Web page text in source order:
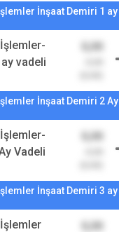
İnşaat Demiri 1 ay
vadeli
İnşaat Demiri 2 Ay
Vadeli
İnşaat Demiri 3 ay